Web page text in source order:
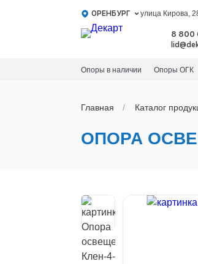
ОРЕНБУРГ улица Кирова,
8 800
Опоры в наличии Опоры ОГК
Главная Каталог
ОПОРА